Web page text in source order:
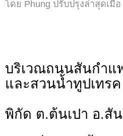
โดย Phung ปรับปรุงล่าสุดเมื่
บริเวณถนนสันกำ
และสวนน้ำทูปเทรค
พิกัด ต.ต้นเปา อ.สั